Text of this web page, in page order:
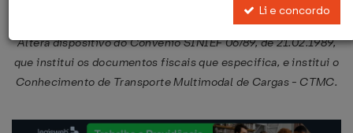
Altera dispositivo do Convênio SINIEF 06/89, de 21.02.1989,
que institui os documentos fiscais que especifica, e institui o
Conhecimento de Transporte Multimodal de Cargas - CTMC.
Li e concordo